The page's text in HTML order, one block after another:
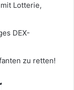
Lotterie,
DEX-
zu retten!